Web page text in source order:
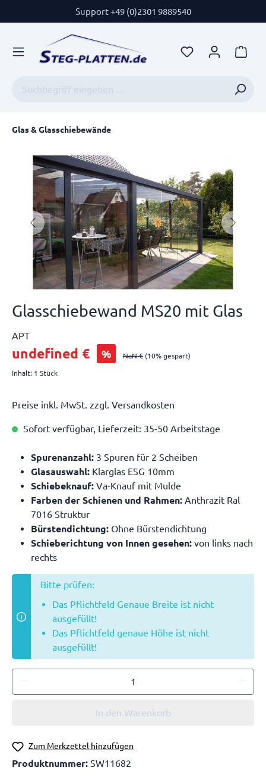
Support +49 (0)2301 9889540
Glas & Glasschiebewände
Glasschiebewand MS20 mit Glas
APT
undefined € % NaN € (10% gespart)
Inhalt: 1 Stück
Preise inkl. MwSt. zzgl. Versandkosten
Sofort verfügbar, Lieferzeit: 35-50 Arbeitstage
Spurenanzahl: 3 Spuren für 2 Scheiben
Glasauswahl: Klarglas ESG 10mm
Schiebeknauf: Va-Knauf mit Mulde
Farben der Schienen und Rahmen: Anthrazit Ral
7016 Struktur
Bürstendichtung: Ohne Bürstendichtung
Schieberichtung von Innen gesehen: von links nach
rechts
Bitte prüfen:
Das Pflichtfeld Genaue Breite ist nicht
ausgefüllt!
Das Pflichtfeld genaue Höhe ist nicht
ausgefüllt!
In den Warenkorb
Zum Merkzettel hinzufügen
Produktnummer: SW11682